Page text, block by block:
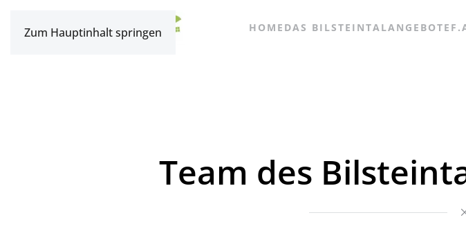
Zum Hauptinhalt springen HOME DAS BILSTEINTALANGEBOTE
Team des